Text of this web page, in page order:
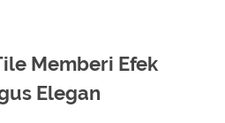
Memberi Efek
Elegan